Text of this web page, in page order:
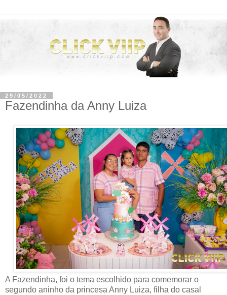
29/05/2022
Fazendinha da Anny Luiza
A Fazendinha, foi o tema escolhido para comemorar o
segundo aninho da princesa Anny Luiza, filha do casal